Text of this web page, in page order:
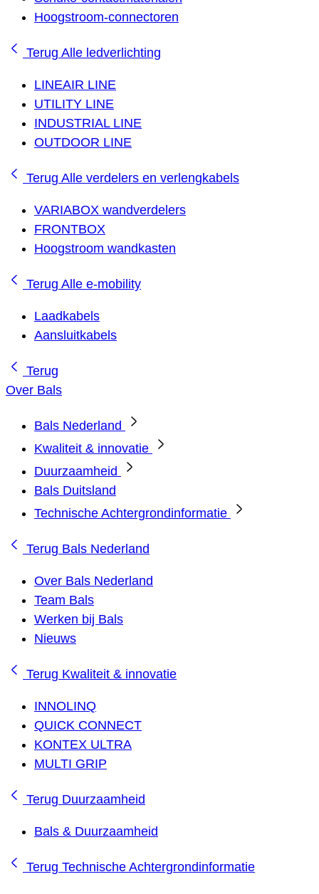
Hoogstroom-connectoren
Terug Alle ledverlichting
LINEAIR LINE
UTILITY LINE
INDUSTRIAL LINE
OUTDOOR LINE
Terug Alle verdelers en verlengkabels
VARIABOX wandverdelers
FRONTBOX
Hoogstroom wandkasten
Terug Alle e-mobility
Laadkabels
Aansluitkabels
Terug
Over Bals
Bals Nederland
Kwaliteit & innovatie
Duurzaamheid
Bals Duitsland
Technische Achtergrondinformatie
Terug Bals Nederland
Over Bals Nederland
Team Bals
Werken bij Bals
Nieuws
Terug Kwaliteit & innovatie
INNOLINQ
QUICK CONNECT
KONTEX ULTRA
MULTI GRIP
Terug Duurzaamheid
Bals & Duurzaamheid
Terug Technische Achtergrondinformatie